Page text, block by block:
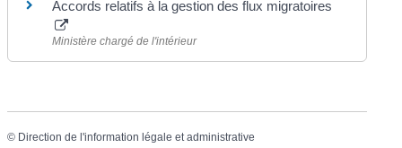
Accords relatifs à la gestion des flux migratoires
Ministère chargé de l'intérieur
© Direction de l'information légale et administrative